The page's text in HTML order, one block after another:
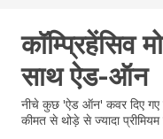
कॉम्प्रिहेंसिव
साथ ऐड-ऑन
नीचे कुछ 'ऐड ऑन' कवर दिए गए
कीमत से थोड़े से ज्यादा